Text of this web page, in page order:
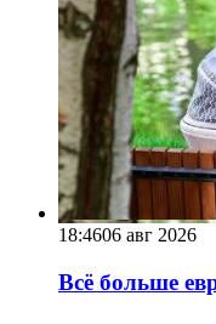
18:4606 авг 2026
Всё больше